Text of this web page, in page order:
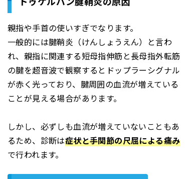
親指や手首の使いすぎでなります。
一般的には腱鞘炎（けんしょうえん）と言わ
れ、親指に関連する短母指伸筋と長母指外転筋
の腱を超音波で観察するとドップラーシグナル
が赤く光っており、腱周囲の血流が増えている
ことが見える場合があります。
しかし、必ずしも血流が増えていないこともあ
るため、診断は症状と手関節の尺屈による痛み
で行われます。